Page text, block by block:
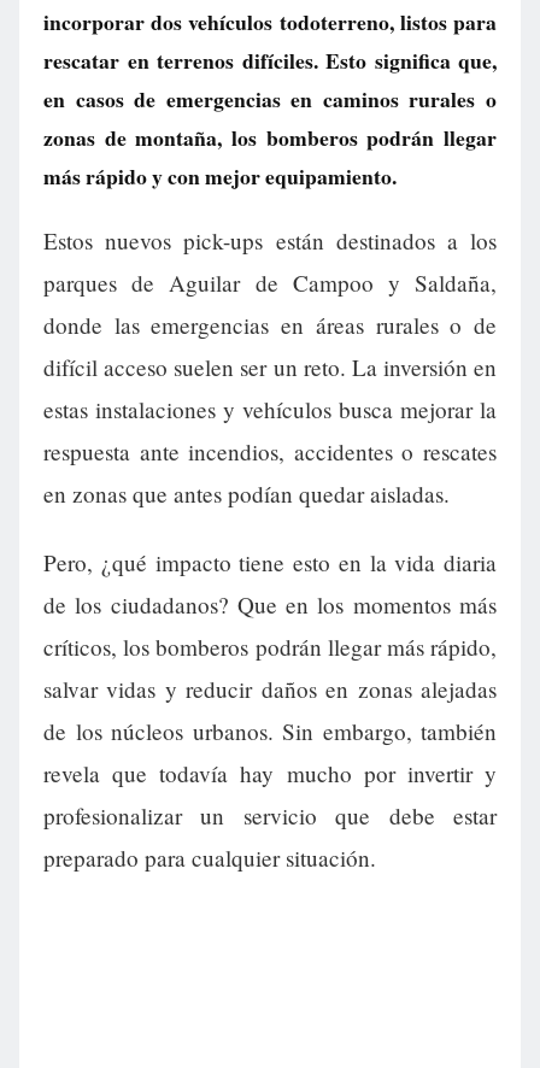
incorporar dos vehículos todoterreno, listos para
rescatar en terrenos difíciles. Esto significa que,
en casos de emergencias en caminos rurales o
zonas de montaña, los bomberos podrán llegar
más rápido y con mejor equipamiento.
Estos nuevos pick-ups están destinados a los
parques de Aguilar de Campoo y Saldaña,
donde las emergencias en áreas rurales o de
difícil acceso suelen ser un reto. La inversión en
estas instalaciones y vehículos busca mejorar la
respuesta ante incendios, accidentes o rescates
en zonas que antes podían quedar aisladas.
Pero, ¿qué impacto tiene esto en la vida diaria
de los ciudadanos? Que en los momentos más
críticos, los bomberos podrán llegar más rápido,
salvar vidas y reducir daños en zonas alejadas
de los núcleos urbanos. Sin embargo, también
revela que todavía hay mucho por invertir y
profesionalizar un servicio que debe estar
preparado para cualquier situación.